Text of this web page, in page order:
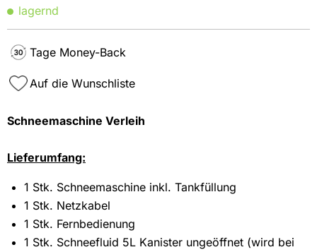
lagernd
Tage Money-Back
Auf die Wunschliste
Schneemaschine Verleih
Lieferumfang:
1 Stk. Schneemaschine inkl. Tankfüllung
1 Stk. Netzkabel
1 Stk. Fernbedienung
1 Stk. Schneefluid 5L Kanister ungeöffnet (wird bei